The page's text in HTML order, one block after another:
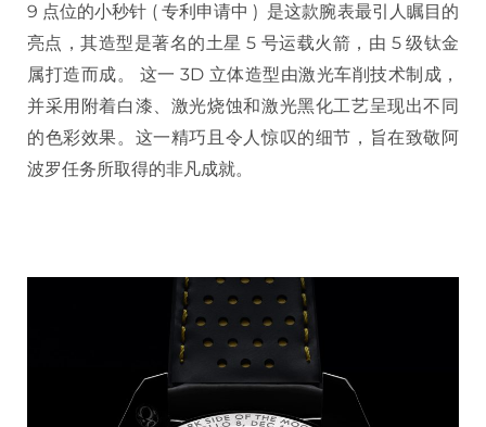
9 点位的小秒针 ( 专利申请中 ) 是这款腕表最引人瞩目的
亮点，其造型是著名的土星 5 号运载火箭，由 5 级钛金
属打造而成。 这一 3D 立体造型由激光车削技术制成，
并采用附着白漆、激光烧蚀和激光黑化工艺呈现出不同
的色彩效果。这一精巧且令人惊叹的细节，旨在致敬阿
波罗任务所取得的非凡成就。